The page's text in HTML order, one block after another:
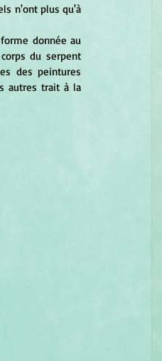
n'ont plus qu'à
du serpent
des peintures
autres trait à la